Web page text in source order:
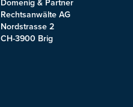
Domenig & Partner
Rechtsanwälte AG
Nordstrasse 2
CH-3900 Brig